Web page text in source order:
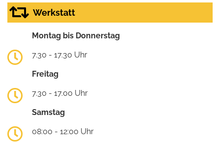
Werkstatt
Montag bis Donnerstag
7.30 - 17.30 Uhr
Freitag
7.30 - 17.00 Uhr
Samstag
08:00 - 12:00 Uhr